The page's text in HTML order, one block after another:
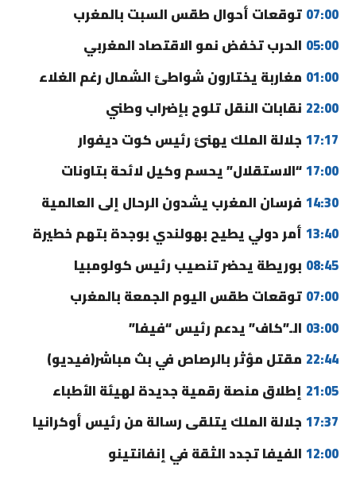
07:00 توقعات أحوال طقس السبت بالمغرب
05:00 الحرب تخفض نمو الاقتصاد المغربي
01:00 مغاربة يختارون شواطئ الشمال رغم الغلاء
22:00 نقابات النقل تلوح بإضراب وطني
17:17 جلالة الملك يهنئ رئيس كوت ديفوار
17:00“الاستقلال” يحسم وكيل لائحة بتاونات
14:30 فرسان المغرب يشدون الرحال إلى العالمية
13:40 أمر دولي يطيح بهولندي بوجدة بتهم خطيرة
08:45 بوريطة يحضر تنصيب رئيس كولومبيا
07:00 توقعات طقس اليوم الجمعة بالمغرب
03:00 الـ”كاف” يدعم رئيس “فيفا”
22:44 مقتل مؤثر بالرصاص في بث مباشر(فيديو)
21:05 إطلاق منصة رقمية جديدة لهيئة الأطباء
17:37 جلالة الملك يتلقى رسالة من رئيس أوكرانيا
12:00 الفيفا تجدد الثقة في إنفانتينو